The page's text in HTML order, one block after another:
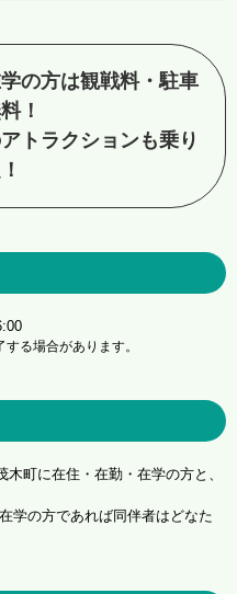
クセス
の方は観戦料・駐車
！
トラクションも乗り
る場合があります。
町に在住・在勤・在学の方と、
学の方であれば同伴者はどなた